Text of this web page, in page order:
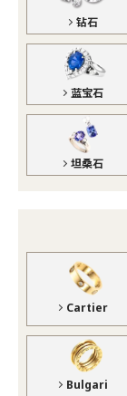
钻石
蓝宝石
坦桑石
Cartier
Bulgari